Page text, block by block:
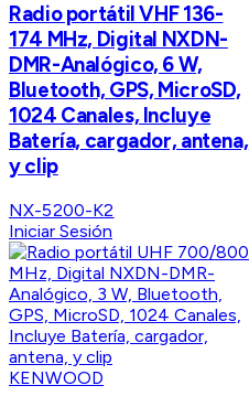
Radio portátil VHF 136-
174 MHz, Digital NXDN-
DMR-Analógico, 6 W,
Bluetooth, GPS, MicroSD,
1024 Canales, Incluye
Batería, cargador, antena,
y clip
NX-5200-K2
Iniciar Sesión
KENWOOD